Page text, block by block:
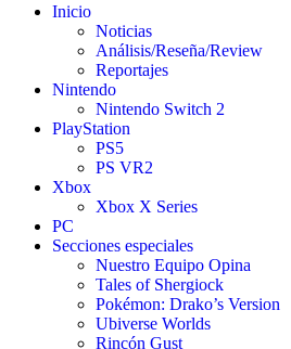
Inicio
Noticias
Análisis/Reseña/Review
Reportajes
Nintendo
Nintendo Switch 2
PlayStation
PS5
PS VR2
Xbox
Xbox X Series
PC
Secciones especiales
Nuestro Equipo Opina
Tales of Shergiock
Pokémon: Drako’s Version
Ubiverse Worlds
Rincón Gust